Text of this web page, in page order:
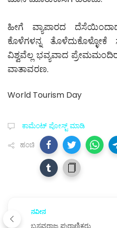
ಹೀಗೆ ವ್ಯಾಪಾರದ
ಕೊಳೆಗಳನ್ನ ತೊಳೆದುಕೊಳ್ಳೋಕೆ
ವಿಶ್ವವೆಲ್ಲ ಭವ್ಯವಾದ
ವಾತಾವರಣ.
World Tourism Day
ಕಾಮೆಂಟ್‌‌ ಪೋಸ್ಟ್‌ ಮಾಡಿ
ಹಂಚಿ
ನವೀನ
ಬಸವರಾಜ ಪುರಾಣಿಕರು